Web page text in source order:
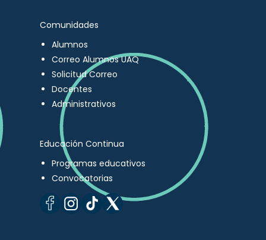
Comunidades
Alumnos
Correo Alumnos UAQ
Solicitud Correo
Docentes
Administrativos
Educación Continua
Programas educativos
Convocatorias